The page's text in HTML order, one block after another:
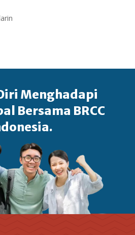
Menghadapi
Bersama BRCC